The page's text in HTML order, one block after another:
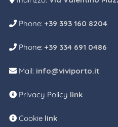
Phone:+39 393 160 8204
Phone:+39 334 691 0486
Mail: info@viviporto.it
Privacy Policy link
Cookie link